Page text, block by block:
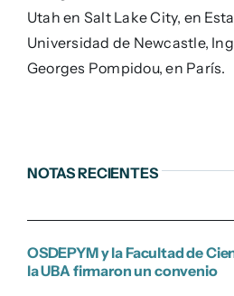
Utah en Salt Lake City, en
Universidad de Newcastle,
Georges Pompidou, en París.
NOTAS RECIENTES
OSDEPYM y la Facultad de
la UBA firmaron un convenio